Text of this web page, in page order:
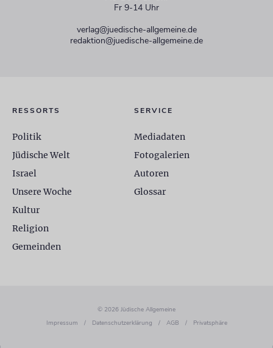
Fr 9-14 Uhr
verlag@juedische-allgemeine.de
redaktion@juedische-allgemeine.de
RESSORTS
Politik
Jüdische Welt
Israel
Unsere Woche
Kultur
Religion
Gemeinden
SERVICE
Mediadaten
Fotogalerien
Autoren
Glossar
© 2026 Jüdische Allgemeine
Impressum
/ Datenschutzerklärung / AGB / Privatsphäre